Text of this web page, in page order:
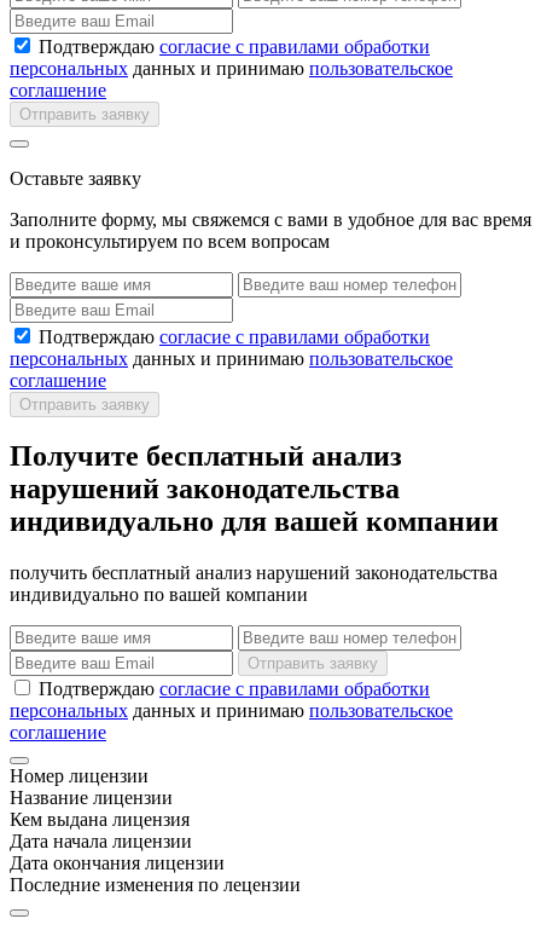
Подтверждаю согласие с правилами обработки
персональных данных и принимаю пользовательское
соглашение
Отправить заявку
Оставьте заявку
Заполните форму, мы свяжемся с вами в удобное для вас время
и проконсультируем по всем вопросам
Подтверждаю согласие с правилами обработки
персональных данных и принимаю пользовательское
соглашение
Отправить заявку
Получите бесплатный анализ
нарушений законодательства
индивидуально для вашей компании
получить бесплатный анализ нарушений законодательства
индивидуально по вашей компании
Отправить заявку
Подтверждаю согласие с правилами обработки
персональных данных и принимаю пользовательское
соглашение
Номер лицензии
Название лицензии
Кем выдана лицензия
Дата начала лицензии
Дата окончания лицензии
Последние изменения по лецензии